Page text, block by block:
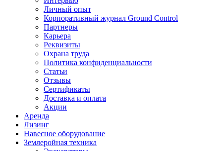
Личный опыт
Корпоративный журнал Ground Control
Партнеры
Карьера
Реквизиты
Охрана труда
Политика конфиденциальности
Статьи
Отзывы
Сертификаты
Доставка и оплата
Акции
Аренда
Лизинг
Навесное оборудование
Землеройная техника